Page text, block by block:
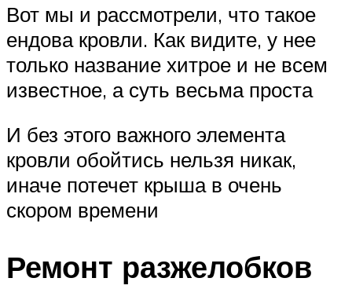
Вот мы и рассмотрели, что такое
ендова кровли. Как видите, у нее
только название хитрое и не всем
известное, а суть весьма проста
И без этого важного элемента
кровли обойтись нельзя никак,
иначе потечет крыша в очень
скором времени
Ремонт разжелобков